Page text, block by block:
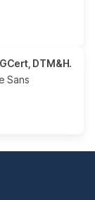
DTM&H.
Sans